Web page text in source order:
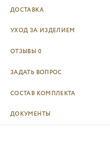
ДОСТАВКА
УХОД ЗА ИЗДЕЛИЕМ
ОТЗЫВЫ 0
ЗАДАТЬ ВОПРОС
СОСТАВ КОМПЛЕКТА
ДОКУМЕНТЫ